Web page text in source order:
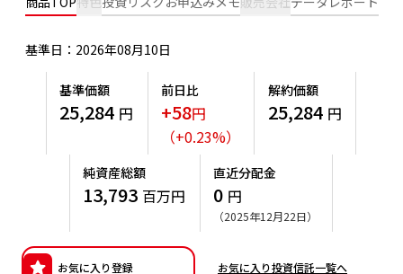
こだわりのインデックスファンド 購入・換金手数料なしシ
リーズ
確定拠出年金について
確定拠出年金制度について
確定拠出年金での商品の選び方について
確定拠出年金 基準価額一覧
NAMシティ
お問い合わせ
よくあるご質問
特別対談
サステナビリティ経営基本方針
サステナビリティ推進体制
ニッセイアセットの重要課題
サステナビリティへの取り組み
サステナビリティレポート
サステナブル投資
採用情報
公式キャラクターのご紹介
検索したいキーワードを入力してください。
資産形成はじめるなら
基準日：2026年08月10日
基準価額
25,284 円
前日比
+58円
（+0.23%）
解約価額
25,284 円
純資産総額
13,793 百万円
直近分配金
0 円
（2025年12月22日）
お気に入り登録 お気に入り投資信託一覧へ